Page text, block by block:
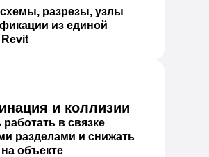
разрезы, узлы
из единой
и коллизии
работать в связке
разделами и снижать
объекте